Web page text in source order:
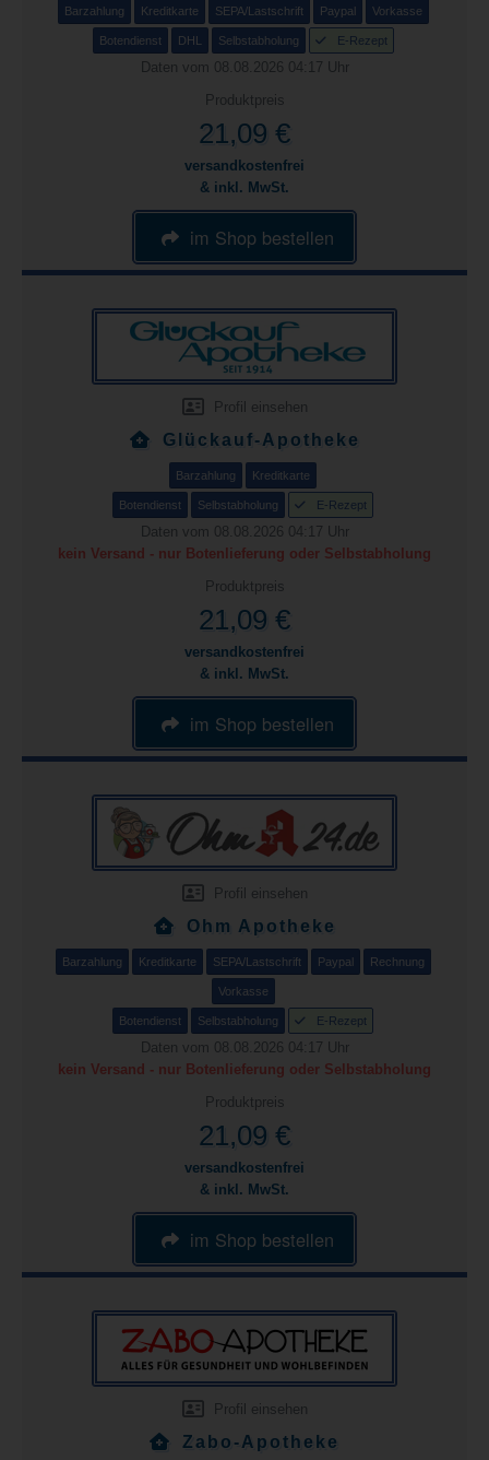
Barzahlung Kreditkarte SEPA/Lastschrift Paypal Vorkasse
Botendienst DHL Selbstabholung E-Rezept
Daten vom 08.08.2026 04:17 Uhr
Produktpreis
21,09 €
versandkostenfrei
& inkl. MwSt.
im Shop bestellen
Profil einsehen
Glückauf-Apotheke
Barzahlung Kreditkarte
Botendienst Selbstabholung E-Rezept
Daten vom 08.08.2026 04:17 Uhr
kein Versand - nur Botenlieferung oder Selbstabholung
Produktpreis
21,09 €
versandkostenfrei
& inkl. MwSt.
im Shop bestellen
Profil einsehen
Ohm Apotheke
Barzahlung Kreditkarte SEPA/Lastschrift Paypal Rechnung
Vorkasse
Botendienst Selbstabholung E-Rezept
Daten vom 08.08.2026 04:17 Uhr
kein Versand - nur Botenlieferung oder Selbstabholung
Produktpreis
21,09 €
versandkostenfrei
& inkl. MwSt.
im Shop bestellen
Profil einsehen
Zabo-Apotheke